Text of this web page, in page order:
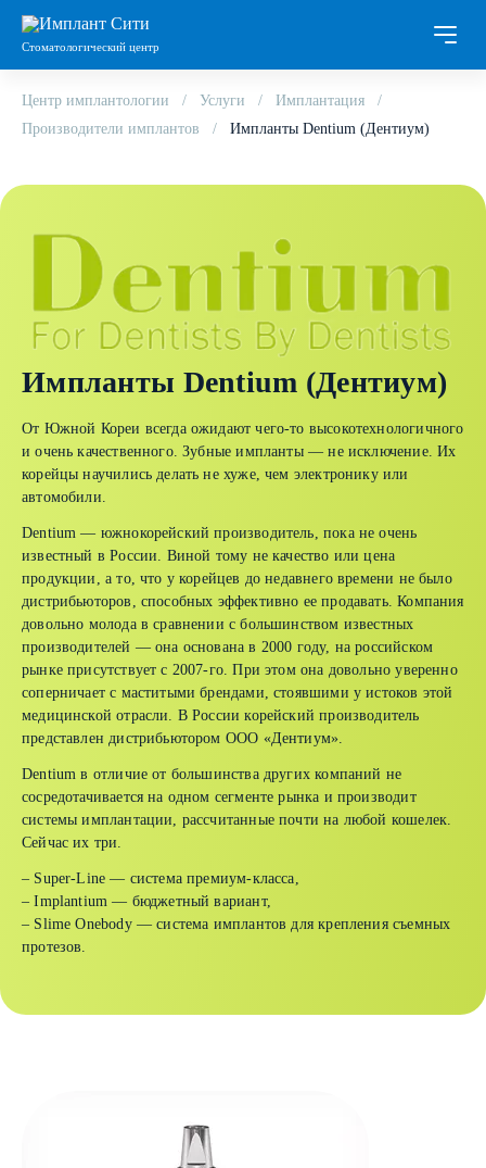
Стоматологический центр
Центр имплантологии Услуги
Имплантация
Производители имплантов
Импланты Dentium (Дентиум)
Импланты Dentium (Дентиум)
От Южной Кореи всегда ожидают чего-то высокотехнологичного
и очень качественного. Зубные импланты — не исключение. Их
корейцы научились делать не хуже, чем электронику или
автомобили.
Dentium — южнокорейский производитель, пока не очень
известный в России. Виной тому не качество или цена
продукции, а то, что у корейцев до недавнего времени не было
дистрибьюторов, способных эффективно ее продавать. Компания
довольно молода в сравнении с большинством известных
производителей — она основана в 2000 году, на российском
рынке присутствует с 2007-го. При этом она довольно уверенно
соперничает с маститыми брендами, стоявшими у истоков этой
медицинской отрасли. В России корейский производитель
представлен дистрибьютором ООО «Дентиум».
Dentium в отличие от большинства других компаний не
сосредотачивается на одном сегменте рынка и производит
системы имплантации, рассчитанные почти на любой кошелек.
Сейчас их три.
– Super-Line — система премиум-класса,
– Implantium — бюджетный вариант,
– Slime Onebody — система имплантов для крепления съемных
протезов.